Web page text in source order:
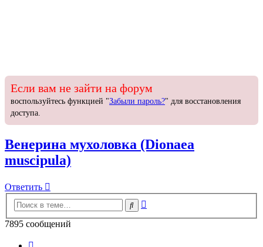
Если вам не зайти на форум
воспользуйтесь функцией "Забыли пароль?" для восстановления
доступа.
Венерина мухоловка (Dionaea
muscipula)
Ответить
Ответить
Поиск
7895 сообщений